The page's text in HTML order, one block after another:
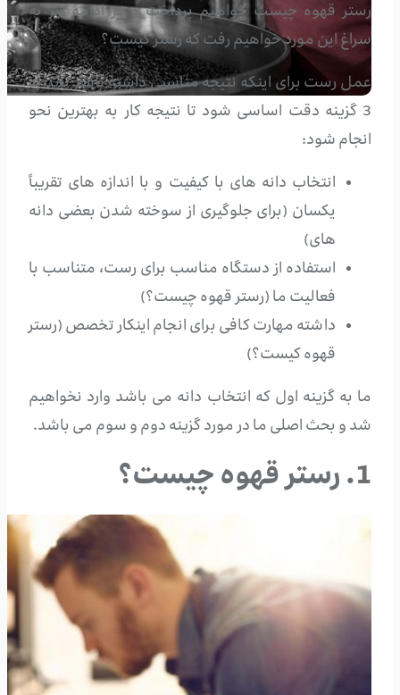
رستر قهوه چیست خواهیم پرداخت و در ادامه نیز به
سراغ این مورد خواهیم رفت که رستر کیست؟
عمل رست برای اینکه نتیجه مناسبی داشته باشد باید به
3 گزینه دقت اساسی شود تا نتیجه کار به بهترین نحو
انجام شود:
انتخاب دانه های با کیفیت و با اندازه های تقریباً
یکسان (برای جلوگیری از سوخته شدن بعضی دانه
های)
استفاده از دستگاه مناسب برای رست، متناسب با
فعالیت ما (رستر قهوه چیست؟)
داشته مهارت کافی برای انجام اینکار تخصص (رستر
قهوه کیست؟)
ما به گزینه اول که انتخاب دانه می باشد وارد نخواهیم
شد و بحث اصلی ما در مورد گزینه دوم و سوم می باشد.
1. رستر قهوه چیست؟